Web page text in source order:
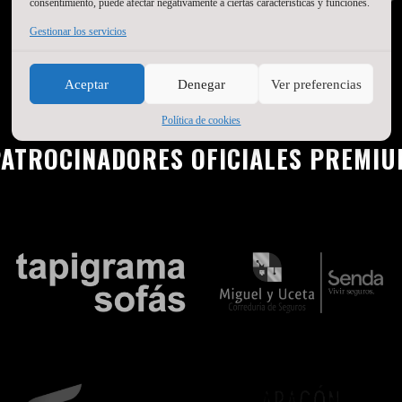
Gestionar los servicios
Aceptar Denegar Ver preferencias
Política de cookies
OFICIALES